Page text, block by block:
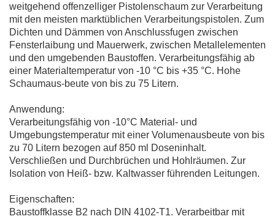
weitgehend offenzelliger Pistolenschaum zur Verarbeitung
mit den meisten marktüblichen Verarbeitungspistolen. Zum
Dichten und Dämmen von Anschlussfugen zwischen
Fensterlaibung und Mauerwerk, zwischen Metallelementen
und den umgebenden Baustoffen. Verarbeitungsfähig ab
einer Materialtemperatur von -10 °C bis +35 °C. Hohe
Schaumaus-beute von bis zu 75 Litern.
Anwendung:
Verarbeitungsfähig von -10°C Material- und
Umgebungstemperatur mit einer Volumenausbeute von bis
zu 70 Litern bezogen auf 850 ml Doseninhalt.
Verschließen und Durchbrüchen und Hohlräumen. Zur
Isolation von Heiß- bzw. Kaltwasser führenden Leitungen.
Eigenschaften:
Baustoffklasse B2 nach DIN 4102-T1. Verarbeitbar mit